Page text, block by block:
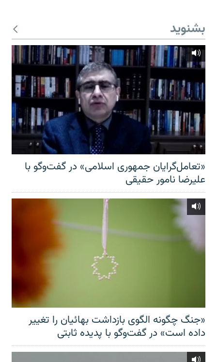
بشنوید
«تعامل‌گرایان جمهوری اسلامی» در گفت‌وگو با
علیرضا نامور حقیقی
«جنگ چگونه الگوی بازداشت بهائیان را تغییر
داده است» در گفت‌وگو با پدیده ثابتی